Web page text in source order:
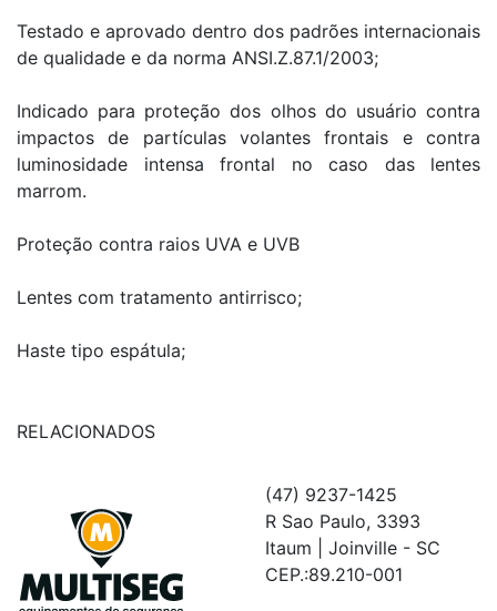
Testado e aprovado dentro dos padrões internacionais
de qualidade e da norma ANSI.Z.87.1/2003;
Indicado para proteção dos olhos do usuário contra
impactos de partículas volantes frontais e contra
luminosidade intensa frontal no caso das lentes
marrom.
Proteção contra raios UVA e UVB
Lentes com tratamento antirrisco;
Haste tipo espátula;
RELACIONADOS
(47) 9237-1425
R Sao Paulo, 3393
Itaum | Joinville - SC
CEP.:89.210-001